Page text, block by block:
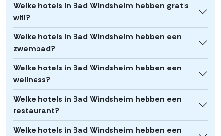
Welke hotels in Bad Windsheim hebben gratis
wifi?
Welke hotels in Bad Windsheim hebben een
zwembad?
Welke hotels in Bad Windsheim hebben een
wellness?
Welke hotels in Bad Windsheim hebben een
restaurant?
Welke hotels in Bad Windsheim hebben een